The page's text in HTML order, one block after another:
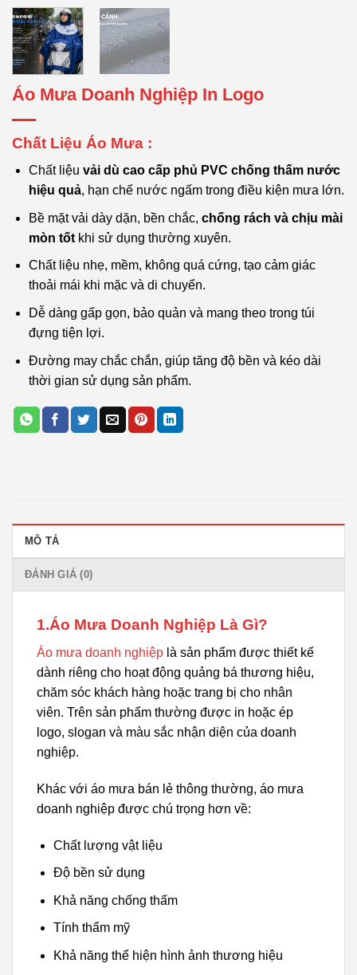
Áo Mưa Doanh Nghiệp In Logo
Chất Liệu Áo Mưa :
Chất liệu vải dù cao cấp phủ PVC chống thấm nước
hiệu quả, hạn chế nước ngấm trong điều kiện mưa lớn.
Bề mặt vải dày dặn, bền chắc, chống rách và chịu mài
mòn tốtkhi sử dụng thường xuyên.
Chất liệu nhẹ, mềm, không quá cứng, tạo cảm giác
thoải mái khi mặc và di chuyển.
Dễ dàng gấp gọn, bảo quản và mang theo trong túi
đựng tiện lợi.
Đường may chắc chắn, giúp tăng độ bền và kéo dài
thời gian sử dụng sản phẩm.
MÔ TẢ
ĐÁNH GIÁ (0)
1.Áo Mưa Doanh Nghiệp Là Gì?
Áo mưa doanh nghiệp là sản phẩm được thiết kế
dành riêng cho hoạt động quảng bá thương hiệu,
chăm sóc khách hàng hoặc trang bị cho nhân
viên. Trên sản phẩm thường được in hoặc ép
logo, slogan và màu sắc nhận diện của doanh
nghiệp.
Khác với áo mưa bán lẻ thông thường, áo mưa
doanh nghiệp được chú trọng hơn về:
Chất lượng vật liệu
Độ bền sử dụng
Khả năng chống thấm
Tính thẩm mỹ
Khả năng thể hiện hình ảnh thương hiệu